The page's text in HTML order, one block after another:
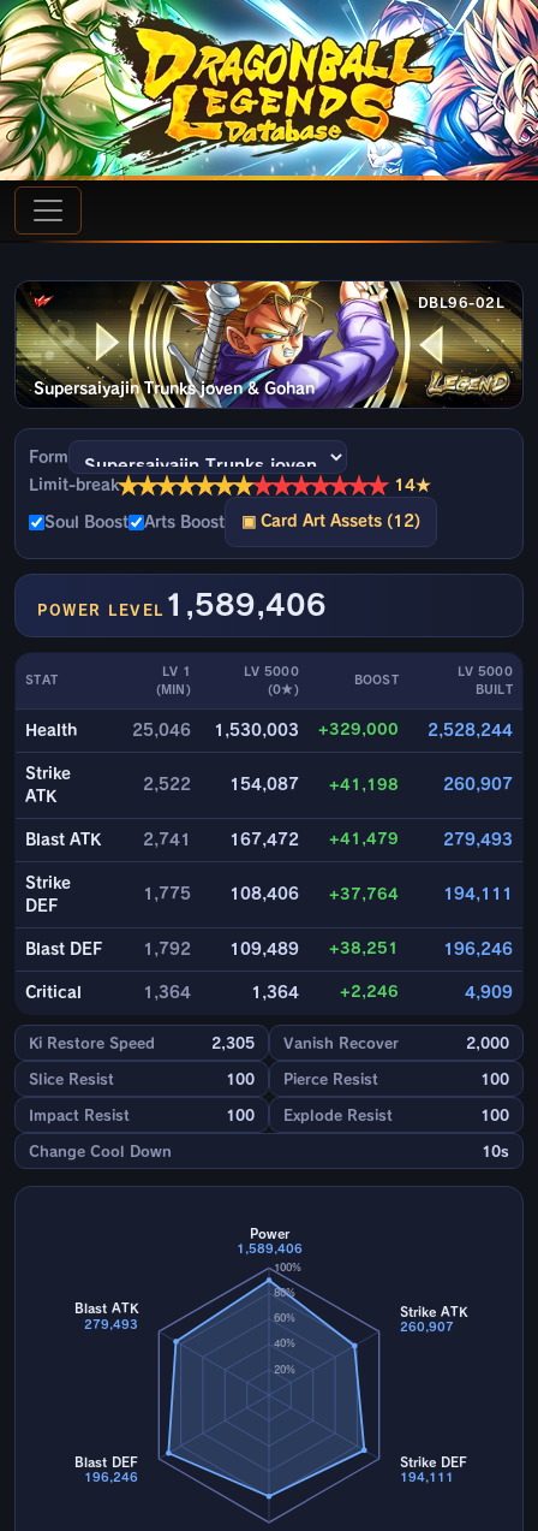
DBL96-02L
Supersaiyajin Trunks joven & Gohan
Form
Limit-break★★★★★★★★★★★★★★ 14★
Soul Boost Arts Boost ▣ Card Art Assets (12)
POWER LEVEL 1,589,406
STAT
LV 1
(MIN)
LV 5000
(0★)
BOOST
LV 5000
BUILT
Health 25,046 1,530,003 +329,000 2,528,244
Strike
ATK
2,522 154,087 +41,198 260,907
Blast ATK 2,741 167,472 +41,479 279,493
Strike
DEF
1,775 108,406 +37,764 194,111
Blast DEF 1,792 109,489 +38,251 196,246
Critical 1,364 1,364 +2,246 4,909
Ki Restore Speed 2,305 Vanish Recover 2,000
Slice Resist 100 Pierce Resist 100
Impact Resist 100 Explode Resist 100
Change Cool Down 10s
20%
40%
60%
80%
100%
Power
1,589,406
Strike ATK
260,907
Strike DEF
194,111
Blast DEF
196,246
Blast ATK
279,493